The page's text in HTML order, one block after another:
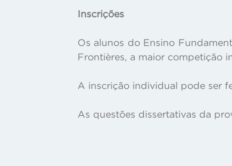
Inscrições
Os alunos do Ensino
Frontières, a maior competição
A inscrição individual pode ser
As questões dissertativas da